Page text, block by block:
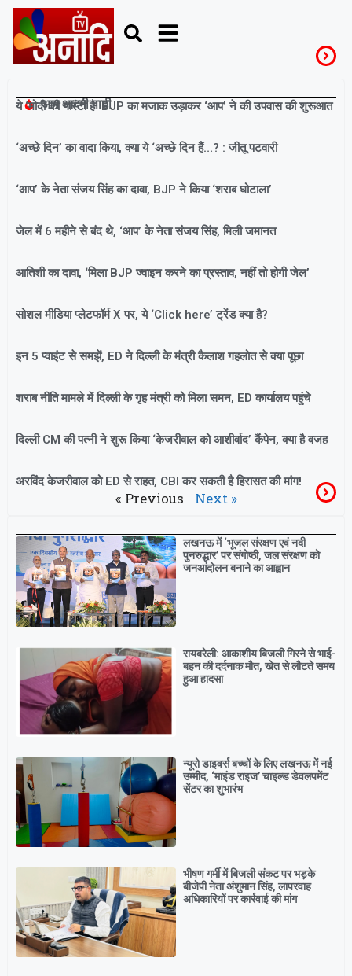
आम आदमी पार्टी
ये ‘मोदी की गारंटी है’ BJP का मजाक उड़ाकर ‘आप’ ने की उपवास की शुरूआत
‘अच्छे दिन’ का वादा किया, क्या ये ‘अच्छे दिन हैं…? : जीतू पटवारी
‘आप’ के नेता संजय सिंह का दावा, BJP ने किया ‘शराब घोटाला’
जेल में 6 महीने से बंद थे, ‘आप’ के नेता संजय सिंह, मिली जमानत
आतिशी का दावा, ‘मिला BJP ज्वाइन करने का प्रस्ताव, नहीं तो होगी जेल’
सोशल मीडिया प्लेटफॉर्म X पर, ये ‘Click here’ ट्रेंड क्या है?
इन 5 प्वाइंट से समझें, ED ने दिल्ली के मंत्री कैलाश गहलोत से क्या पूछा
शराब नीति मामले में दिल्ली के गृह मंत्री को मिला समन, ED कार्यालय पहुंचे
दिल्ली CM की पत्नी ने शुरू किया ‘केजरीवाल को आशीर्वाद’ कैंपेन, क्या है वजह
अरविंद केजरीवाल को ED से राहत, CBI कर सकती है हिरासत की मांग!
« Previous Next »
Breaking
लखनऊ में ‘भूजल संरक्षण एवं नदी
पुनरुद्धार’ पर संगोष्ठी, जल संरक्षण को
जनआंदोलन बनाने का आह्वान
रायबरेली: आकाशीय बिजली गिरने से भाई-
बहन की दर्दनाक मौत, खेत से लौटते समय
हुआ हादसा
न्यूरो डाइवर्स बच्चों के लिए लखनऊ में नई
उम्मीद, ‘माइंड राइज’ चाइल्ड डेवलपमेंट
सेंटर का शुभारंभ
भीषण गर्मी में बिजली संकट पर भड़के
बीजेपी नेता अंशुमान सिंह, लापरवाह
अधिकारियों पर कार्रवाई की मांग